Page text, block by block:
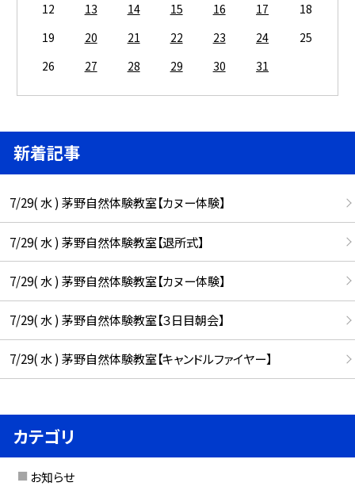
12
13 14 15 16 17
18
19
20 21 22 23 24
25
26
27 28 29 30 31
新着記事
7/29( 水 ) 茅野自然体験教室【カヌー体験】
7/29( 水 ) 茅野自然体験教室【退所式】
7/29( 水 ) 茅野自然体験教室【カヌー体験】
7/29( 水 ) 茅野自然体験教室【３日目朝会】
7/29( 水 ) 茅野自然体験教室【キャンドルファイヤー】
カテゴリ
お知らせ